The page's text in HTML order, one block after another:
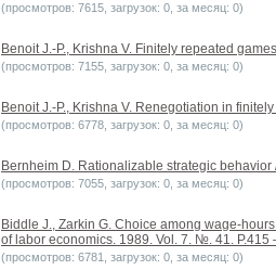
(просмотров: 7615, загрузок: 0, за месяц: 0)
Benoit J.-P., Krishna V. Finitely repeated
(просмотров: 7155, загрузок: 0, за месяц: 0)
Benoit J.-P., Krishna V. Renegotiation in
(просмотров: 6778, загрузок: 0, за месяц: 0)
Bernheim D. Rationalizable strategic
(просмотров: 7055, загрузок: 0, за месяц: 0)
Biddle J., Zarkin G. Choice among wage-
of labor economics. 1989. Vol. 7. №. 41. P.415
(просмотров: 6781, загрузок: 0, за месяц: 0)